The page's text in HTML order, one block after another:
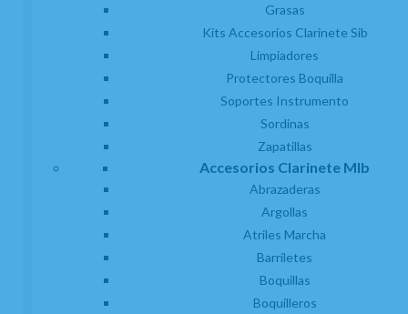
Grasas
Kits Accesorios Clarinete Sib
Limpiadores
Protectores Boquilla
Soportes Instrumento
Sordinas
Zapatillas
Accesorios Clarinete MIb
Abrazaderas
Argollas
Atriles Marcha
Barriletes
Boquillas
Boquilleros
Bonade Niquelada Invertida L2251UN
EN STOCK. CÓMPRALO Y LO RECIBIRÁS AL DIA SIGUIENTE LABORABLE
ANTES DE LAS 14:00 HORAS PENINSULA
17,45
21.00%
AÑADIR A CESTA